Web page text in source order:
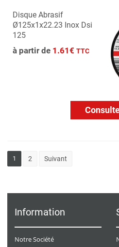
Disque Abrasif
Ø125x1x22.23 Inox Dsi
125
à partir de 1.61€ TTC
1 2 Suivant
Information
Notre Société